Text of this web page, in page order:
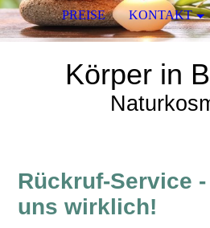
Körper in
Rückruf-Service
uns wirklich!
PREISE KONTAKT